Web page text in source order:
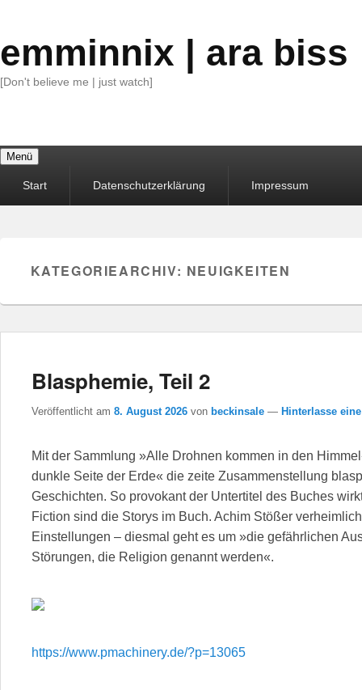
emminnix | ara biss
[Don't believe me | just watch]
Menü
MenüStart Datenschutzerklärung Impressum
KATEGORIEARCHIV: NEUIGKEITEN
Blasphemie, Teil 2
Veröffentlicht am 8. August 2026 von beckinsale — Hinterlasse
Mit der Sammlung »Alle Drohnen kommen in den
dunkle Seite der Erde« die zeite Zusammenstellung
Geschichten. So provokant der Untertitel des Buches
Fiction sind die Storys im Buch. Achim Stößer
Einstellungen – diesmal geht es um »die gefährlichen
Störungen, die Religion genannt werden«.
https://www.pmachinery.de/?p=13065